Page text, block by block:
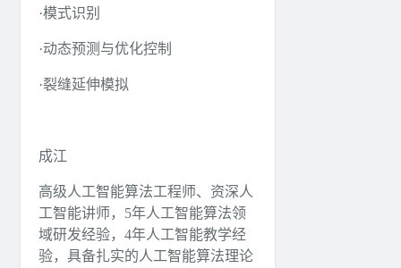
·模式识别
·动态预测与优化控制
·裂缝延伸模拟
成江
高级人工智能算法工程师、资深人
工智能讲师，5年人工智能算法领
域研发经验，4年人工智能教学经
验，具备扎实的人工智能算法理论